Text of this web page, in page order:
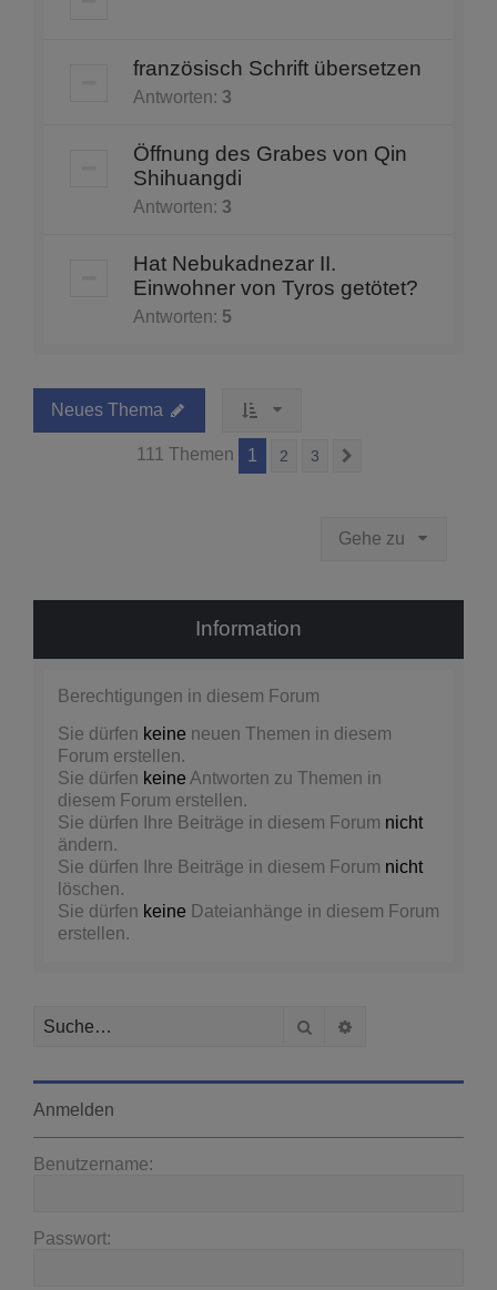
französisch Schrift übersetzen
Antworten: 3
Öffnung des Grabes von Qin
Shihuangdi
Antworten: 3
Hat Nebukadnezar II.
Einwohner von Tyros getötet?
Antworten: 5
Neues Thema
111 Themen 1 2 3
Gehe zu
Information
Berechtigungen in diesem Forum
Sie dürfen keine neuen Themen in diesem
Forum erstellen.
Sie dürfen keine Antworten zu Themen in
diesem Forum erstellen.
Sie dürfen Ihre Beiträge in diesem Forum nicht
ändern.
Sie dürfen Ihre Beiträge in diesem Forum nicht
löschen.
Sie dürfen keine Dateianhänge in diesem Forum
erstellen.
Suche
Anmelden
Benutzername:
Passwort: